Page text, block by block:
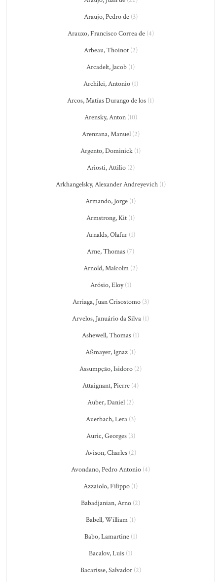
Araujo, Pedro de(3)
Arauxo, Francisco Correa de(4)
Arbeau, Thoinot(2)
Arcadelt, Jacob (1)
Archilei, Antonio(1)
Arcos, Matías Durango de los (1)
Arensky, Anton(10)
Arenzana, Manuel(2)
Argento, Dominick (1)
Ariosti, Attilio(2)
Arkhangelsky, Alexander Andreyevich(1)
Armando, Jorge (1)
Armstrong, Kit (1)
Arnalds, Olafur(1)
Arne, Thomas (7)
Arnold, Malcolm (2)
Arósio, Eloy(1)
Arriaga, Juan Crisostomo(3)
Arvelos, Januário da Silva (1)
Ashewell, Thomas (1)
Aßmayer, Ignaz (1)
Assumpção, Isidoro (2)
Attaignant, Pierre (4)
Auber, Daniel (2)
Auerbach, Lera(3)
Auric, Georges(3)
Avison, Charles(2)
Avondano, Pedro Antonio (4)
Azzaiolo, Filippo (1)
Babadjanian, Arno (2)
Babell, William(1)
Babo, Lamartine(1)
Bacalov, Luis (1)
Bacarisse, Salvador(2)